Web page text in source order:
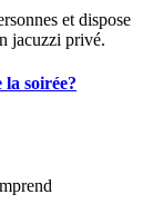
et dispose
jacuzzi privé.
soirée?